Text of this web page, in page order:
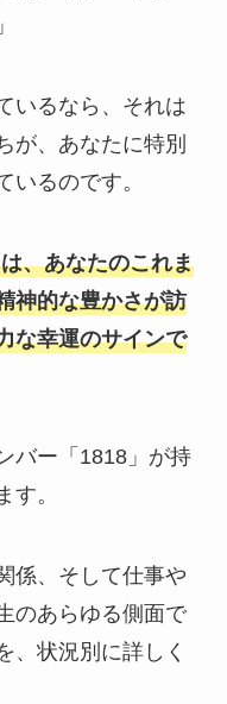
いるなら、それは
が、あなたに特別
いるのです。
、あなたのこれま
神的な豊かさが訪
な幸運のサインで
バー「1818」が持
す。
係、そして仕事や
のあらゆる側面で
、状況別に詳しく